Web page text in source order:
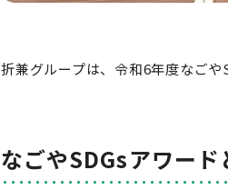
折兼グループは、令和6年度なごや
なごやSDGsアワード